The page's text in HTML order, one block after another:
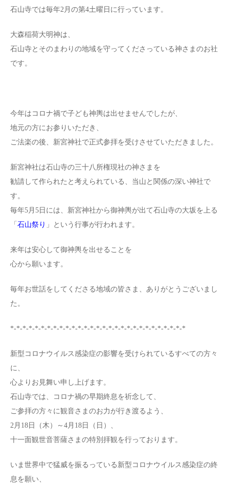
石山寺では毎年2月の第4土曜日に行っています。
大森稲荷大明神は、
石山寺とそのまわりの地域を守ってくださっている神さまのお社
です。
今年はコロナ禍で子ども神輿は出せませんでしたが、
地元の方にお参りいただき、
ご法楽の後、新宮神社で正式参拝を受けさせていただきました。
新宮神社は石山寺の三十八所権現社の神さまを
勧請して作られたと考えられている、当山と関係の深い神社で
す。
毎年5月5日には、新宮神社から御神輿が出て石山寺の大坂を上る
「 石山祭り 」という行事が行われます。
来年は安心して御神輿を出せることを
心から願います。
毎年お世話をしてくださる地域の皆さま、ありがとうございまし
た。
*-*-*-*-*-*-*-*-*-*-*-*-*-*-*-*-*-*-*-*-*-*-*-*-*-*-*-*-*
新型コロナウイルス感染症の影響を受けられているすべての方々
に、
心よりお見舞い申し上げます。
石山寺では、コロナ禍の早期終息を祈念して、
ご参拝の方々に観音さまのお力が行き渡るよう、
2月18日（木）～4月18日（日）、
十一面観世音菩薩さまの特別拝観を行っております。
いま世界中で猛威を振るっている新型コロナウイルス感染症の終
息を願い、